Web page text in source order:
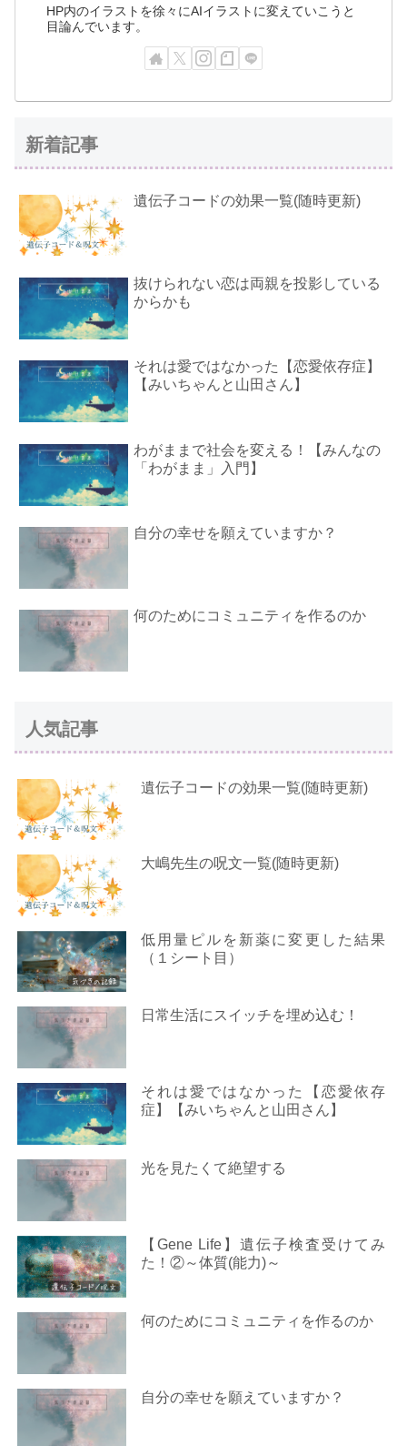
HP内のイラストを徐々にAIイラストに変えていこうと
目論んでいます。
新着記事
遺伝子コードの効果一覧(随時更新)
抜けられない恋は両親を投影している
からかも
それは愛ではなかった【恋愛依存症】
【みいちゃんと山田さん】
わがままで社会を変える！【みんなの
「わがまま」入門】
自分の幸せを願えていますか？
何のためにコミュニティを作るのか
人気記事
遺伝子コードの効果一覧(随時更新)
大嶋先生の呪文一覧(随時更新)
低用量ピルを新薬に変更した結果
（１シート目）
日常生活にスイッチを埋め込む！
それは愛ではなかった【恋愛依存
症】【みいちゃんと山田さん】
光を見たくて絶望する
【Gene Life】遺伝子検査受けてみ
た！②～体質(能力)～
何のためにコミュニティを作るのか
自分の幸せを願えていますか？